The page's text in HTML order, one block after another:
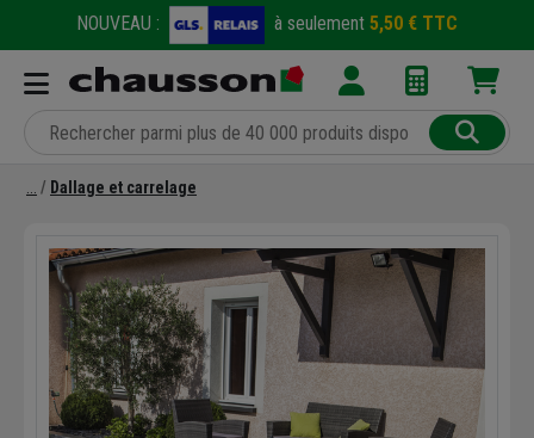
NOUVEAU : à seulement 5,50 € TTC
Dallage et carrelage